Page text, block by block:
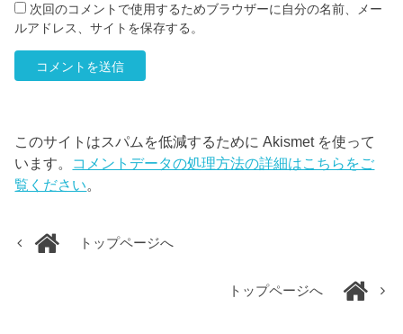
次回のコメントで使用するためブラウザーに自分の名前、メー
ルアドレス、サイトを保存する。
このサイトはスパムを低減するために Akismet を使って
います。 コメントデータの処理方法の詳細はこちらをご
覧ください。
トップページへ
トップページへ